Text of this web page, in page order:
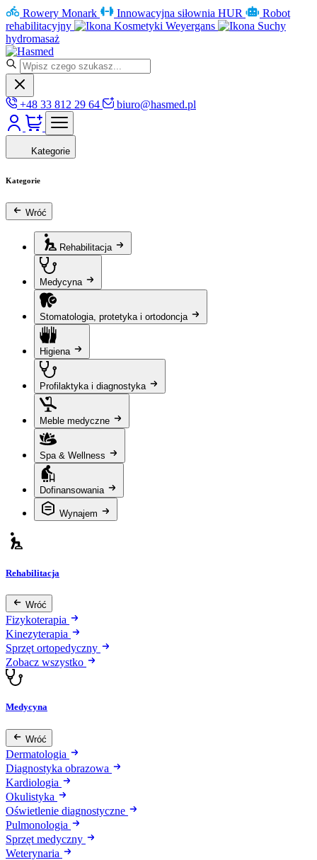
Rowery Monark Innowacyjna siłownia HUR
Robot
rehabilitacyjny
Kosmetyki Weyergans
Suchy
hydromasaż
+48 33 812 29 64 biuro@hasmed.pl
Kategorie
Kategorie
Wróć
Rehabilitacja
Medycyna
Stomatologia, protetyka i ortodoncja
Higiena
Profilaktyka i diagnostyka
Meble medyczne
Spa & Wellness
Dofinansowania
Wynajem
Rehabilitacja
Wróć
Fizykoterapia
Kinezyterapia
Sprzęt ortopedyczny
Zobacz wszystko
Medycyna
Wróć
Dermatologia
Diagnostyka obrazowa
Kardiologia
Okulistyka
Oświetlenie diagnostyczne
Pulmonologia
Sprzęt medyczny
Weterynaria